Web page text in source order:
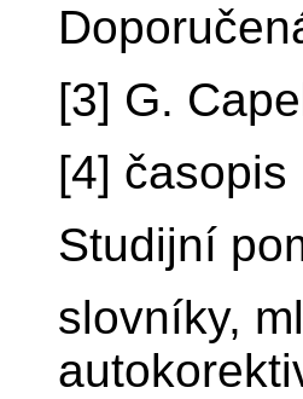
[3] G.
[4] časopis
Studijní
slovníky,